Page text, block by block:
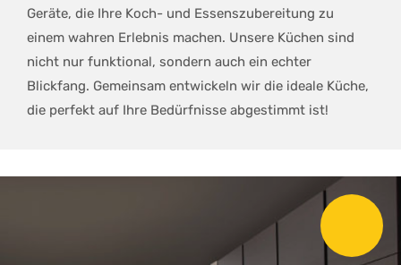
Geräte, die Ihre Koch- und Essenszubereitung zu
einem wahren Erlebnis machen. Unsere Küchen sind
nicht nur funktional, sondern auch ein echter
Blickfang. Gemeinsam entwickeln wir die ideale Küche,
die perfekt auf Ihre Bedürfnisse abgestimmt ist!